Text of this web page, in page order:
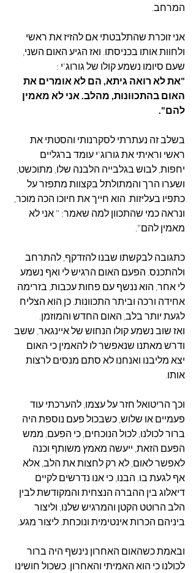
המרחב.
אני זוכרת שהתלבטתי אם להזיז את ראשי
ולחוות אותו בכניסתו. ואז הגיע האום השני,
שעם סיומו נשמע קולו של גורוג'י :
"את לא רואה גיתא, הם לא אומרים את
האום בהתכוונות, מהלב. אני לא מאמין
להם".
בשלב זה נעתרתי לסקרנותי והסטתי את
ראשי וראיתי את גורוג'י עומד ברגליים
יחפות, לבוש בגלבייה הלבנה שלו, מתוכשט,
ושערו הרך והמתולתל בקצוות מתפזר על
כתפיו בעליזות. הוא חייך את חיוכו הכה מוכר,
ונראה כמי שהתכוון למה שאמר: " אני לא
מאמין להם".
כתגובה לבקשתו שבנו להזדקף, להתרחב
ולהתכנס. הפעם האום הרגיש לי ואף נשמע
לי אחר, הוא ננשף עם פחות עכבות, בזרימה
אחידה ורכה וביתר התכוונות. כן הוא הצליח
לגעת יותר בלב, האום החדש והמוזמן.
ואז שוב נשמע קולו הנחוש של איינגאר, ששב
ודרש מאתנו שנאפשר לו להאמין כי האום
יצא מליבנו ואנחנו לא סתם מנסים לרצות
אותו.
וכך הריטואל חזר על עצמו, להערכתי עוד
פעמיים או שלוש, כשבכול פעם נוספת היה
ברור לכולנו, לכול הנוכחים, כי הפעם, ממש
הפעם הזאת, ייעשה מאמץ משותף וכנה
לאפשר לאום, לא רק לחצות את הלב, אלא
אף לגעת בו. הבנו, כי אנו נדרשים לקיים
דיאלוג בין ההברה הנצחית והמקודשת לבין
הלב הרוטט הקטן והמרגיש שלנו, וליצור
ביניהם הכרות אינטימית ונוכחת. ליצור מגע.
ובאמת כשהאום האחרון נינשף היה ברור
לכולנו כי הוא האמיתי והאחרון. כשכול חושינו